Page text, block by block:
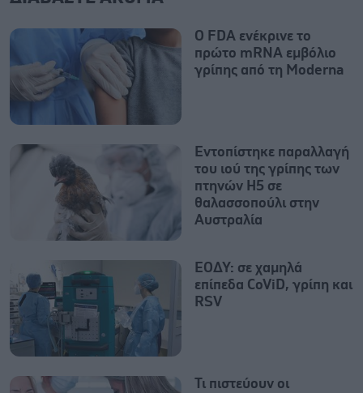
Ο FDA ενέκρινε το
πρώτο mRNA εμβόλιο
γρίπης από τη Moderna
Εντοπίστηκε παραλλαγή
του ιού της γρίπης των
πτηνών H5 σε
θαλασσοπούλι στην
Αυστραλία
ΕΟΔΥ: σε χαμηλά
επίπεδα CoViD, γρίπη και
RSV
Τι πιστεύουν οι